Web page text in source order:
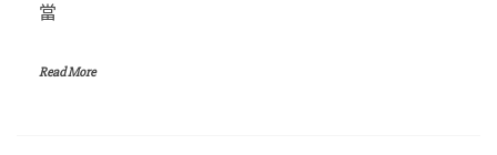
當
Read More